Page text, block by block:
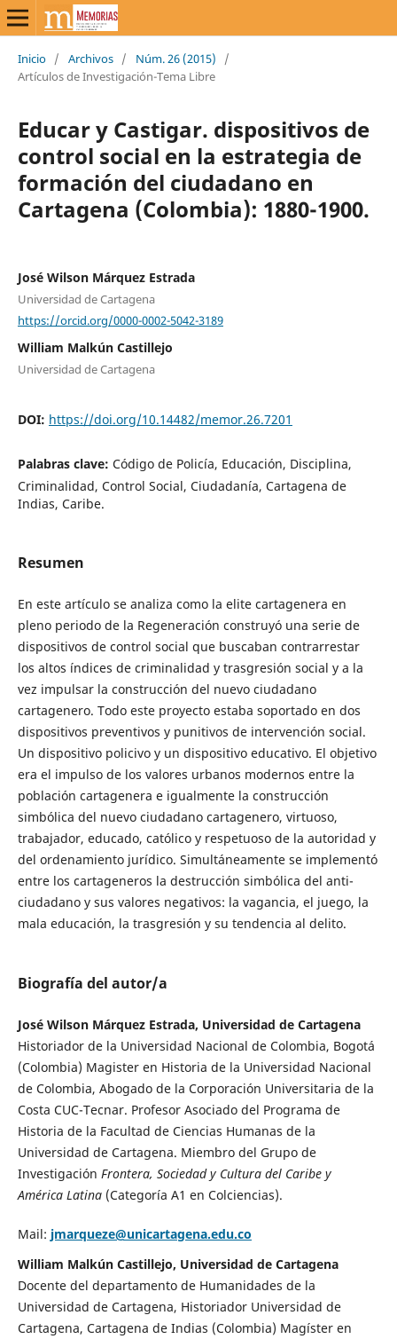
Inicio / Archivos / Núm. 26 (2015)
/
Artículos de Investigación-Tema Libre
Educar y Castigar. dispositivos de
control social en la estrategia de
formación del ciudadano en
Cartagena (Colombia): 1880-1900.
José Wilson Márquez Estrada
Universidad de Cartagena
https://orcid.org/0000-0002-5042-3189
William Malkún Castillejo
Universidad de Cartagena
DOI: https://doi.org/10.14482/memor.26.7201
Palabras clave: Código de Policía, Educación, Disciplina,
Criminalidad, Control Social, Ciudadanía, Cartagena de
Indias, Caribe.
Resumen
En este artículo se analiza como la elite cartagenera en
pleno periodo de la Regeneración construyó una serie de
dispositivos de control social que buscaban contrarrestar
los altos índices de criminalidad y trasgresión social y a la
vez impulsar la construcción del nuevo ciudadano
cartagenero. Todo este proyecto estaba soportado en dos
dispositivos preventivos y punitivos de intervención social.
Un dispositivo policivo y un dispositivo educativo. El objetivo
era el impulso de los valores urbanos modernos entre la
población cartagenera e igualmente la construcción
simbólica del nuevo ciudadano cartagenero, virtuoso,
trabajador, educado, católico y respetuoso de la autoridad y
del ordenamiento jurídico. Simultáneamente se implementó
entre los cartageneros la destrucción simbólica del anti-
ciudadano y sus valores negativos: la vagancia, el juego, la
mala educación, la trasgresión y su tendencia al delito.
Biografía del autor/a
José Wilson Márquez Estrada, Universidad de Cartagena
Historiador de la Universidad Nacional de Colombia, Bogotá
(Colombia) Magister en Historia de la Universidad Nacional
de Colombia, Abogado de la Corporación Universitaria de la
Costa CUC-Tecnar. Profesor Asociado del Programa de
Historia de la Facultad de Ciencias Humanas de la
Universidad de Cartagena. Miembro del Grupo de
Investigación Frontera, Sociedad y Cultura del Caribe y
América Latina (Categoría A1 en Colciencias).
Mail: jmarqueze@unicartagena.edu.co
William Malkún Castillejo, Universidad de Cartagena
Docente del departamento de Humanidades de la
Universidad de Cartagena, Historiador Universidad de
Cartagena, Cartagena de Indias (Colombia) Magíster en